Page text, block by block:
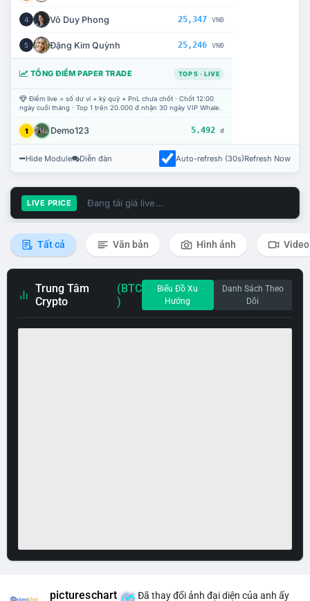
4 Võ Duy Phong 25,347 VNĐ
5 Đặng Kim Quỳnh 25,246 VNĐ
TỔNG ĐIỂM PAPER TRADE TOP 5 · LIVE
Điểm live = số dư ví + ký quỹ + PnL chưa chốt · Chốt 12:00
ngày cuối tháng · Top 1 trên 20.000 đ nhận 30 ngày VIP Whale.
1 Demo123 5.492 đ
Hide Module Diễn đàn Auto-refresh (30s)Refresh Now
LIVE PRICE Đang tải giá live...
Tất cả Văn bản Hình ảnh Video
Trung Tâm
Crypto
(BTC
)
Biểu Đồ Xu
Hướng
Danh Sách Theo
Dõi
pictureschart Đã thay đổi ảnh đại diện của anh ấy